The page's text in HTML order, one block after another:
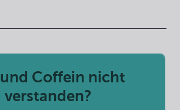
und Coffein nicht
verstanden?